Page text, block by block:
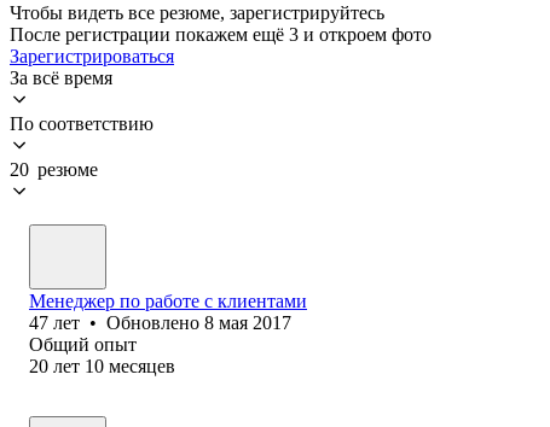
Чтобы видеть все резюме, зарегистрируйтесь
После регистрации покажем ещё 3 и откроем фото
Зарегистрироваться
За всё время
По соответствию
20 резюме
Менеджер по работе с клиентами
47 лет • Обновлено 8 мая 2017
Общий опыт
20 лет 10 месяцев